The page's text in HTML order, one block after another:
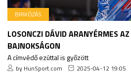
BIRKÓZÁS
LOSONCZI DÁVID ARANYÉRMES
BAJNOKSÁGON
A címvédő ezúttal is győzött
by HunSport.com 2025-04-12 19:05